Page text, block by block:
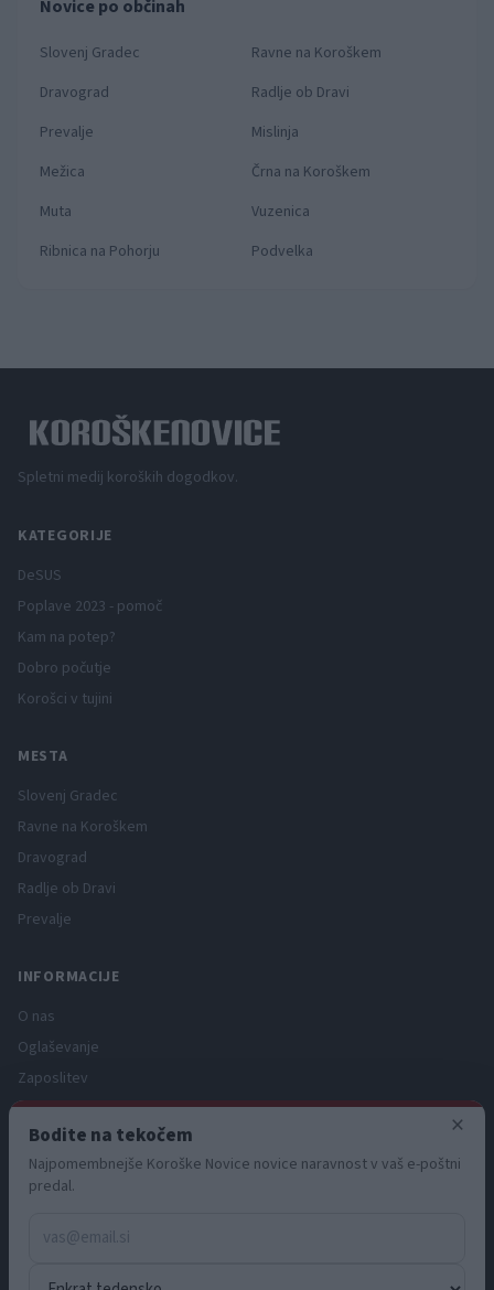
Novice po občinah
Slovenj Gradec
Ravne na Koroškem
Dravograd
Radlje ob Dravi
Prevalje
Mislinja
Mežica
Črna na Koroškem
Muta
Vuzenica
Ribnica na Pohorju
Podvelka
Spletni medij koroških dogodkov.
KATEGORIJE
DeSUS
Poplave 2023 - pomoč
Kam na potep?
Dobro počutje
Korošci v tujini
MESTA
Slovenj Gradec
Ravne na Koroškem
Dravograd
Radlje ob Dravi
Prevalje
INFORMACIJE
O nas
Oglaševanje
Zaposlitev
Pravno obvestilo
Zasebnost in piškotki
Storitve
Pogoji uporabe
×
Bodite na tekočem
Najpomembnejše Koroške Novice novice naravnost v vaš e-poštni
predal.